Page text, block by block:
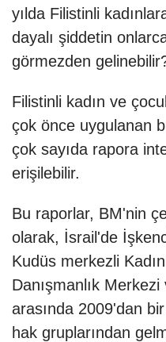
yılda Filistinli
dayalı şiddetin
görmezden
Filistinli kadın ve
çok önce uygulanan
çok sayıda rapora
erişilebilir.
Bu raporlar, BM'nin
olarak, İsrail'de
Kudüs merkezli
Danışmanlık
arasında 2009'dan
hak gruplarından